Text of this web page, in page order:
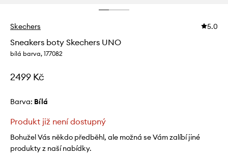
Skechers 5.0
Sneakers boty Skechers UNO
bílá barva, 177082
2499 Kč
Barva: bílá
Produkt již není dostupný
Bohužel Vás někdo předběhl, ale možná se Vám zalíbí jiné
produkty z naší nabídky.